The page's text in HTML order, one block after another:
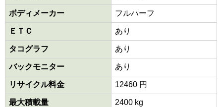
ボディメーカー フルハーフ
ＥＴＣ あり
タコグラフ あり
バックモニター あり
リサイクル料金 12460 円
最大積載量 2400 kg